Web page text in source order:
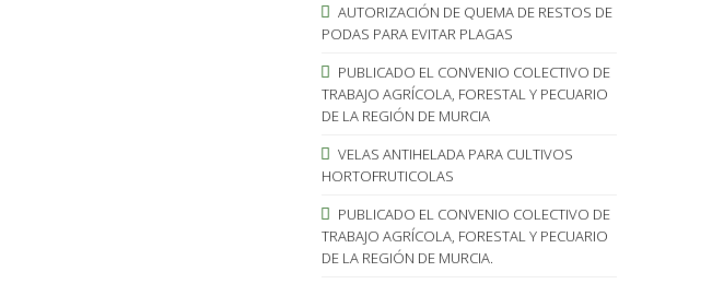
AUTORIZACIÓN DE QUEMA DE RESTOS DE
PODAS PARA EVITAR PLAGAS
PUBLICADO EL CONVENIO COLECTIVO DE
TRABAJO AGRÍCOLA, FORESTAL Y PECUARIO
DE LA REGIÓN DE MURCIA
VELAS ANTIHELADA PARA CULTIVOS
HORTOFRUTICOLAS
PUBLICADO EL CONVENIO COLECTIVO DE
TRABAJO AGRÍCOLA, FORESTAL Y PECUARIO
DE LA REGIÓN DE MURCIA.